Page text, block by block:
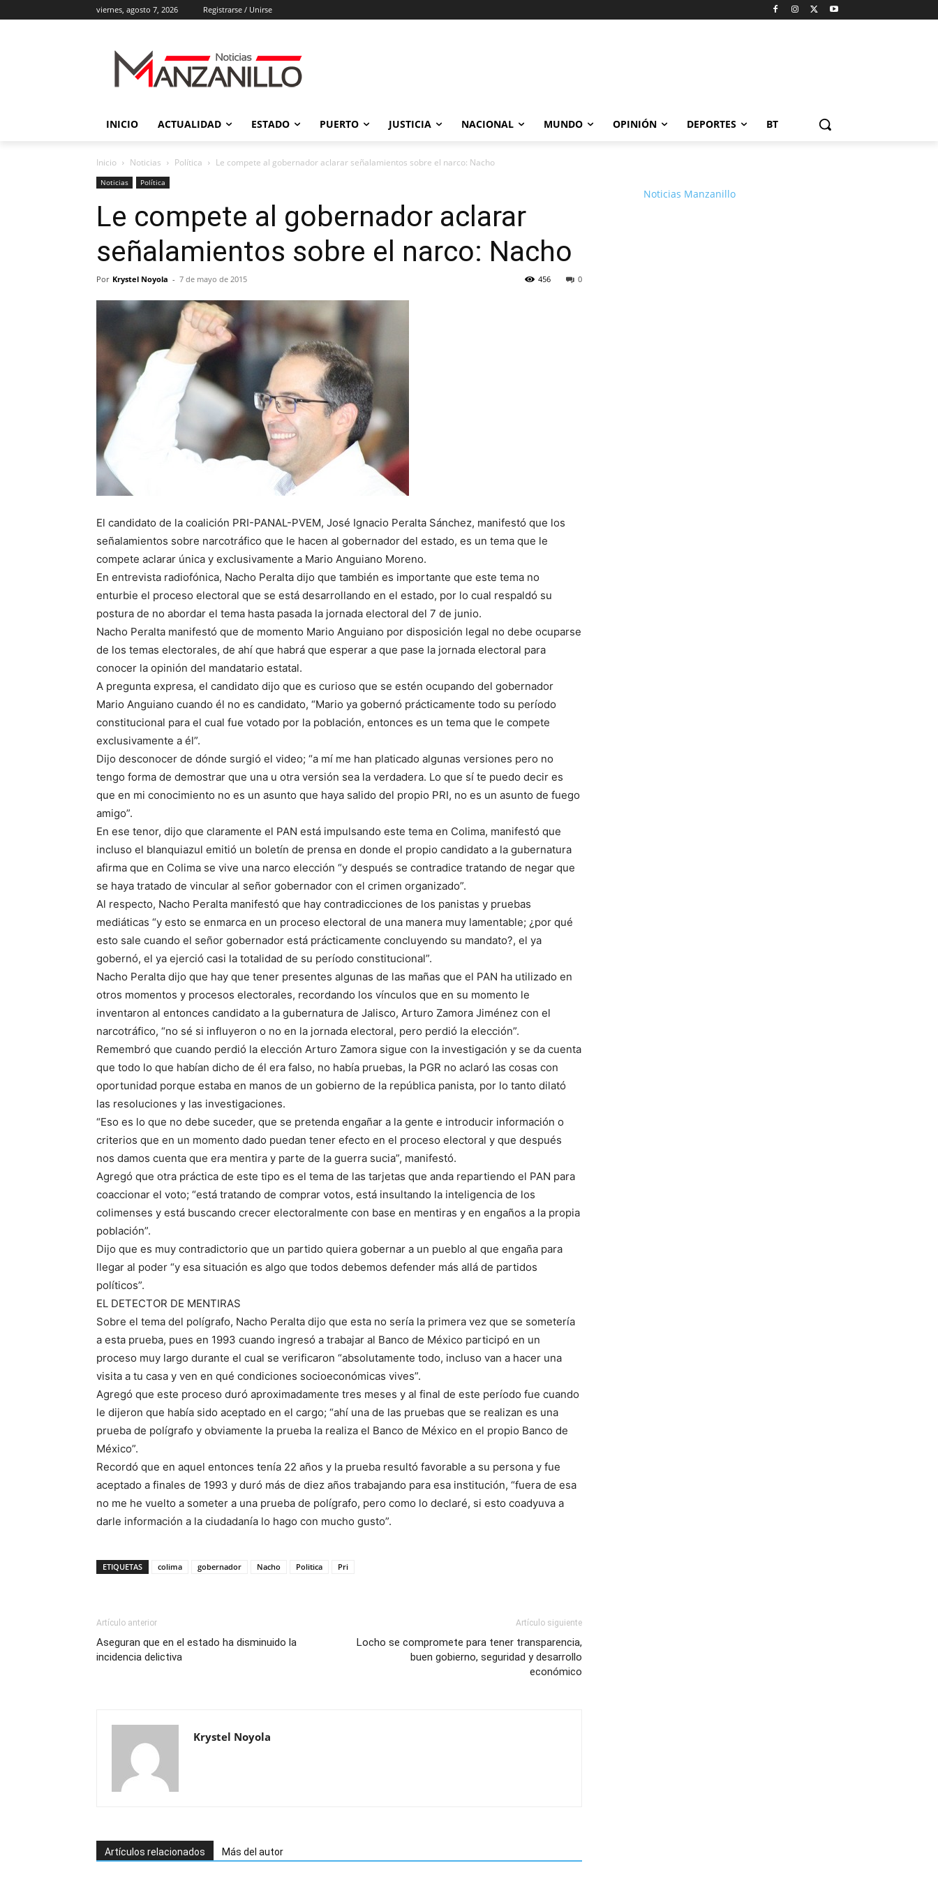
viernes, agosto 7, 2026 Registrarse / Unirse
INICIO ACTUALIDAD ESTADO PUERTO JUSTICIA NACIONAL MUNDO OPINIÓN DEPORTES BT
Inicio Noticias Política Le compete al gobernador aclarar señalamientos sobre el narco: Nacho
Noticias Política
Le compete al gobernador aclarar
señalamientos sobre el narco: Nacho
Por Krystel Noyola - 7 de mayo de 2015 0
456
El candidato de la coalición PRI-PANAL-PVEM, José Ignacio Peralta Sánchez, manifestó que los
señalamientos sobre narcotráfico que le hacen al gobernador del estado, es un tema que le
compete aclarar única y exclusivamente a Mario Anguiano Moreno.
En entrevista radiofónica, Nacho Peralta dijo que también es importante que este tema no
enturbie el proceso electoral que se está desarrollando en el estado, por lo cual respaldó su
postura de no abordar el tema hasta pasada la jornada electoral del 7 de junio.
Nacho Peralta manifestó que de momento Mario Anguiano por disposición legal no debe ocuparse
de los temas electorales, de ahí que habrá que esperar a que pase la jornada electoral para
conocer la opinión del mandatario estatal.
A pregunta expresa, el candidato dijo que es curioso que se estén ocupando del gobernador
Mario Anguiano cuando él no es candidato, “Mario ya gobernó prácticamente todo su período
constitucional para el cual fue votado por la población, entonces es un tema que le compete
exclusivamente a él”.
Dijo desconocer de dónde surgió el video; “a mí me han platicado algunas versiones pero no
tengo forma de demostrar que una u otra versión sea la verdadera. Lo que sí te puedo decir es
que en mi conocimiento no es un asunto que haya salido del propio PRI, no es un asunto de fuego
amigo”.
En ese tenor, dijo que claramente el PAN está impulsando este tema en Colima, manifestó que
incluso el blanquiazul emitió un boletín de prensa en donde el propio candidato a la gubernatura
afirma que en Colima se vive una narco elección “y después se contradice tratando de negar que
se haya tratado de vincular al señor gobernador con el crimen organizado”.
Al respecto, Nacho Peralta manifestó que hay contradicciones de los panistas y pruebas
mediáticas “y esto se enmarca en un proceso electoral de una manera muy lamentable; ¿por qué
esto sale cuando el señor gobernador está prácticamente concluyendo su mandato?, el ya
gobernó, el ya ejerció casi la totalidad de su período constitucional”.
Nacho Peralta dijo que hay que tener presentes algunas de las mañas que el PAN ha utilizado en
otros momentos y procesos electorales, recordando los vínculos que en su momento le
inventaron al entonces candidato a la gubernatura de Jalisco, Arturo Zamora Jiménez con el
narcotráfico, “no sé si influyeron o no en la jornada electoral, pero perdió la elección”.
Remembró que cuando perdió la elección Arturo Zamora sigue con la investigación y se da cuenta
que todo lo que habían dicho de él era falso, no había pruebas, la PGR no aclaró las cosas con
oportunidad porque estaba en manos de un gobierno de la república panista, por lo tanto dilató
las resoluciones y las investigaciones.
“Eso es lo que no debe suceder, que se pretenda engañar a la gente e introducir información o
criterios que en un momento dado puedan tener efecto en el proceso electoral y que después
nos damos cuenta que era mentira y parte de la guerra sucia”, manifestó.
Agregó que otra práctica de este tipo es el tema de las tarjetas que anda repartiendo el PAN para
coaccionar el voto; “está tratando de comprar votos, está insultando la inteligencia de los
colimenses y está buscando crecer electoralmente con base en mentiras y en engaños a la propia
población”.
Dijo que es muy contradictorio que un partido quiera gobernar a un pueblo al que engaña para
llegar al poder “y esa situación es algo que todos debemos defender más allá de partidos
políticos”.
EL DETECTOR DE MENTIRAS
Sobre el tema del polígrafo, Nacho Peralta dijo que esta no sería la primera vez que se sometería
a esta prueba, pues en 1993 cuando ingresó a trabajar al Banco de México participó en un
proceso muy largo durante el cual se verificaron “absolutamente todo, incluso van a hacer una
visita a tu casa y ven en qué condiciones socioeconómicas vives”.
Agregó que este proceso duró aproximadamente tres meses y al final de este período fue cuando
le dijeron que había sido aceptado en el cargo; “ahí una de las pruebas que se realizan es una
prueba de polígrafo y obviamente la prueba la realiza el Banco de México en el propio Banco de
México”.
Recordó que en aquel entonces tenía 22 años y la prueba resultó favorable a su persona y fue
aceptado a finales de 1993 y duró más de diez años trabajando para esa institución, “fuera de esa
no me he vuelto a someter a una prueba de polígrafo, pero como lo declaré, si esto coadyuva a
darle información a la ciudadanía lo hago con mucho gusto”.
ETIQUETAS colima gobernador Nacho Politica Pri
Artículo anterior
Aseguran que en el estado ha disminuido la
incidencia delictiva
Artículo siguiente
Locho se compromete para tener transparencia,
buen gobierno, seguridad y desarrollo
económico
Krystel Noyola
Artículos relacionados Más del autor
Noticias Manzanillo